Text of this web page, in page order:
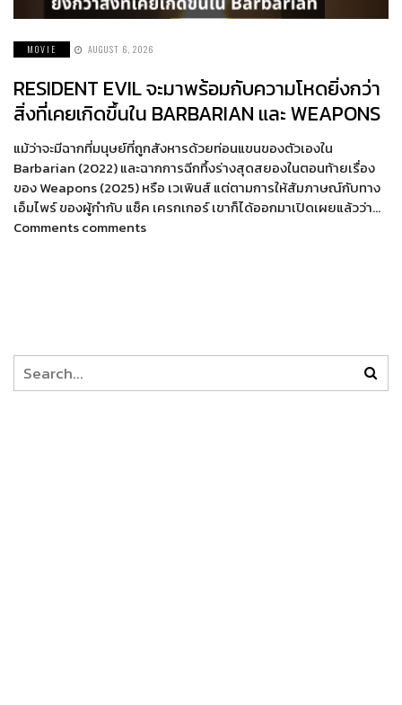
MOVIE AUGUST 6, 2026
RESIDENT EVIL จะมาพร้อมกับความโหดยิ่งกว่า
สิ่งที่เคยเกิดขึ้นใน BARBARIAN และ WEAPONS
แม้ว่าจะมีฉากที่มนุษย์ที่ถูกสังหารด้วยท่อนแขนของตัวเองใน
Barbarian (2022) และฉากการฉีกทึ้งร่างสุดสยองในตอนท้ายเรื่อง
ของ Weapons (2025) หรือ เวเพินส์ แต่ตามการให้สัมภาษณ์กับทาง
เอ็มไพร์ ของผู้กำกับ แซ็ค เครกเกอร์ เขาก็ได้ออกมาเปิดเผยแล้วว่า…
Comments comments